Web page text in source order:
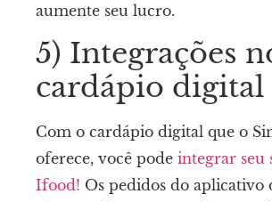
aumente seu lucro.
5) Integrações
cardápio digital
Com o cardápio digital que o
oferece, você pode integrar seu
Ifood! Os pedidos do aplicativo